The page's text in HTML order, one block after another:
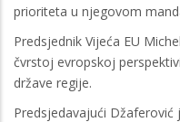
prioriteta u njegovom
Predsjednik Vijeća EU
čvrstoj evropskoj
države regije.
Predsjedavajući